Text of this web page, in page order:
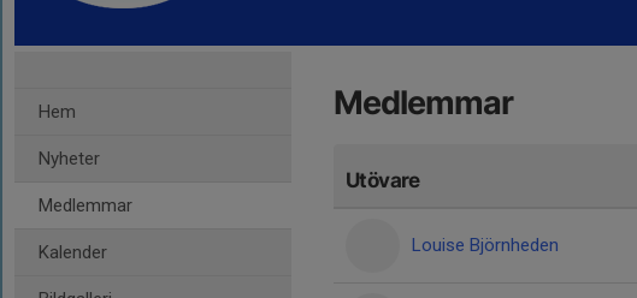
Hem
Nyheter
Medlemmar
Kalender
Medlemmar
Utövare
Louise Björnheden